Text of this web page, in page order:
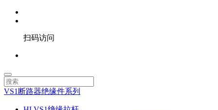
扫码访问
VS1断路器绝缘件系列